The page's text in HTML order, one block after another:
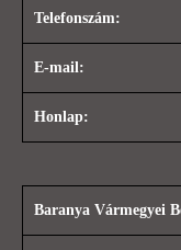
Telefonszám:
E-mail:
Honlap:
Baranya Vármegyei